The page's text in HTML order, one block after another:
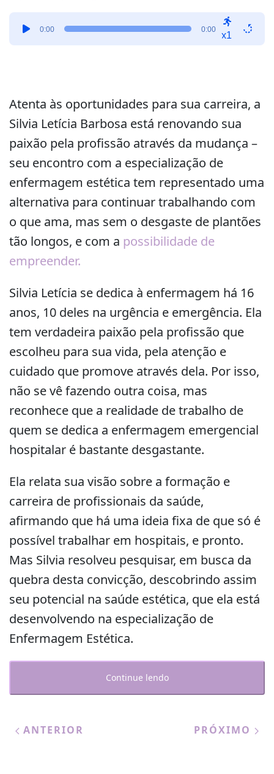
0:00 0:00
x1
Atenta às oportunidades para sua carreira, a
Silvia Letícia Barbosa está renovando sua
paixão pela profissão através da mudança –
seu encontro com a especialização de
enfermagem estética tem representado uma
alternativa para continuar trabalhando com
o que ama, mas sem o desgaste de plantões
tão longos, e com a possibilidade de
empreender.
Silvia Letícia se dedica à enfermagem há 16
anos, 10 deles na urgência e emergência. Ela
tem verdadeira paixão pela profissão que
escolheu para sua vida, pela atenção e
cuidado que promove através dela. Por isso,
não se vê fazendo outra coisa, mas
reconhece que a realidade de trabalho de
quem se dedica a enfermagem emergencial
hospitalar é bastante desgastante.
Ela relata sua visão sobre a formação e
carreira de profissionais da saúde,
afirmando que há uma ideia fixa de que só é
possível trabalhar em hospitais, e pronto.
Mas Silvia resolveu pesquisar, em busca da
quebra desta convicção, descobrindo assim
seu potencial na saúde estética, que ela está
desenvolvendo na especialização de
Enfermagem Estética.
Continue lendo
ANTERIOR PRÓXIMO